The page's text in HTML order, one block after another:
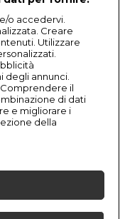
o accedervi.
Creare
Utilizzare
degli annunci.
il
di dati
e migliorare i
della